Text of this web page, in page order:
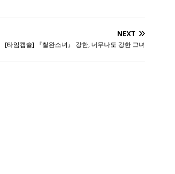
NEXT
[타임캡슐] 『철완소녀』 강한, 너무나도 강한 그녀